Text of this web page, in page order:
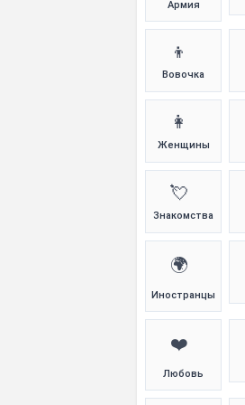
Армия
👦
Вовочка
👩
Женщины
💘
Знакомства
🌍
Иностранцы
❤️
Любовь